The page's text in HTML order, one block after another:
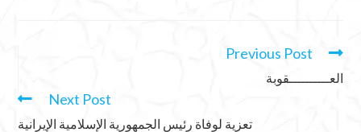
Previous Post
العــــــــــقوبة
Next Post
تعزية لوفاة رئيس الجمهورية الإسلامية الإيرانية